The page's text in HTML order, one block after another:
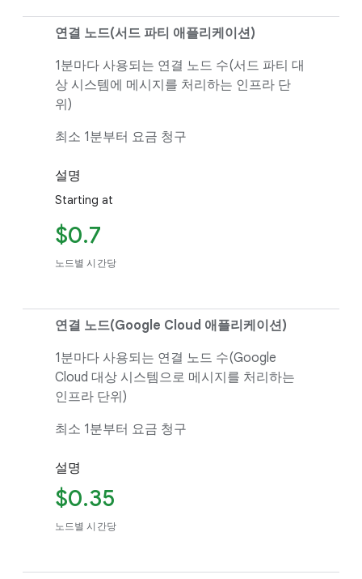
연결 노드(서드 파티 애플리케이션)
1분마다 사용되는 연결 노드 수(서드 파티 대
상 시스템에 메시지를 처리하는 인프라 단
위)
최소 1분부터 요금 청구
설명
Starting at
$0.7
노드별 시간당
연결 노드(Google Cloud 애플리케이션)
1분마다 사용되는 연결 노드 수(Google
Cloud 대상 시스템으로 메시지를 처리하는
인프라 단위)
최소 1분부터 요금 청구
설명
$0.35
노드별 시간당